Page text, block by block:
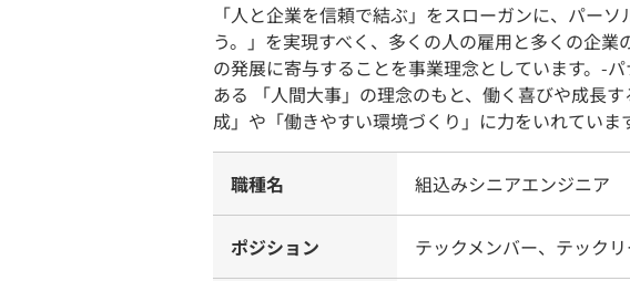
「人と企業を信頼で結ぶ」をスローガンに、パー
う。」を実現すべく、多くの人の雇用と多くの企
の発展に寄与することを事業理念としています。-
ある 「人間大事」の理念のもと、働く喜びや成長
成」や「働きやすい環境づくり」に力をいれていま
職種名 組込みシニアエンジニア
ポジション テックメンバー、テック